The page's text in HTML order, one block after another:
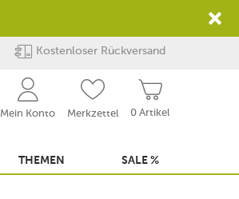
Kostenloser Rückversand
0 Artikel
Mein Konto Merkzettel
THEMEN SALE %